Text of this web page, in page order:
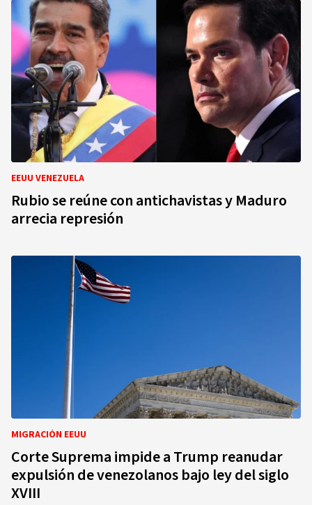
EEUU VENEZUELA
Rubio se reúne con antichavistas y Maduro
arrecia represión
MIGRACIÓN EEUU
Corte Suprema impide a Trump reanudar
expulsión de venezolanos bajo ley del siglo
XVIII